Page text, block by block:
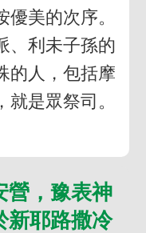
美的次序。
、利未子孫的
的人，包括摩
是眾祭司。
，豫表神
新耶路撒冷